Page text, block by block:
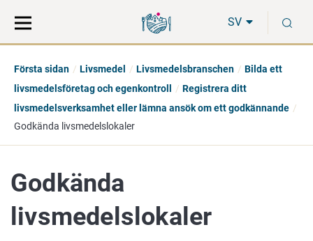
direkt
till
på
hela
SV
Första sidan Livsmedel Livsmedelsbranschen
Bilda ett
livsmedelsföretag och egenkontroll
Registrera ditt
livsmedelsverksamhet eller lämna ansök om ett godkännande
Godkända livsmedelslokaler
Godkända
livsmedelslokaler